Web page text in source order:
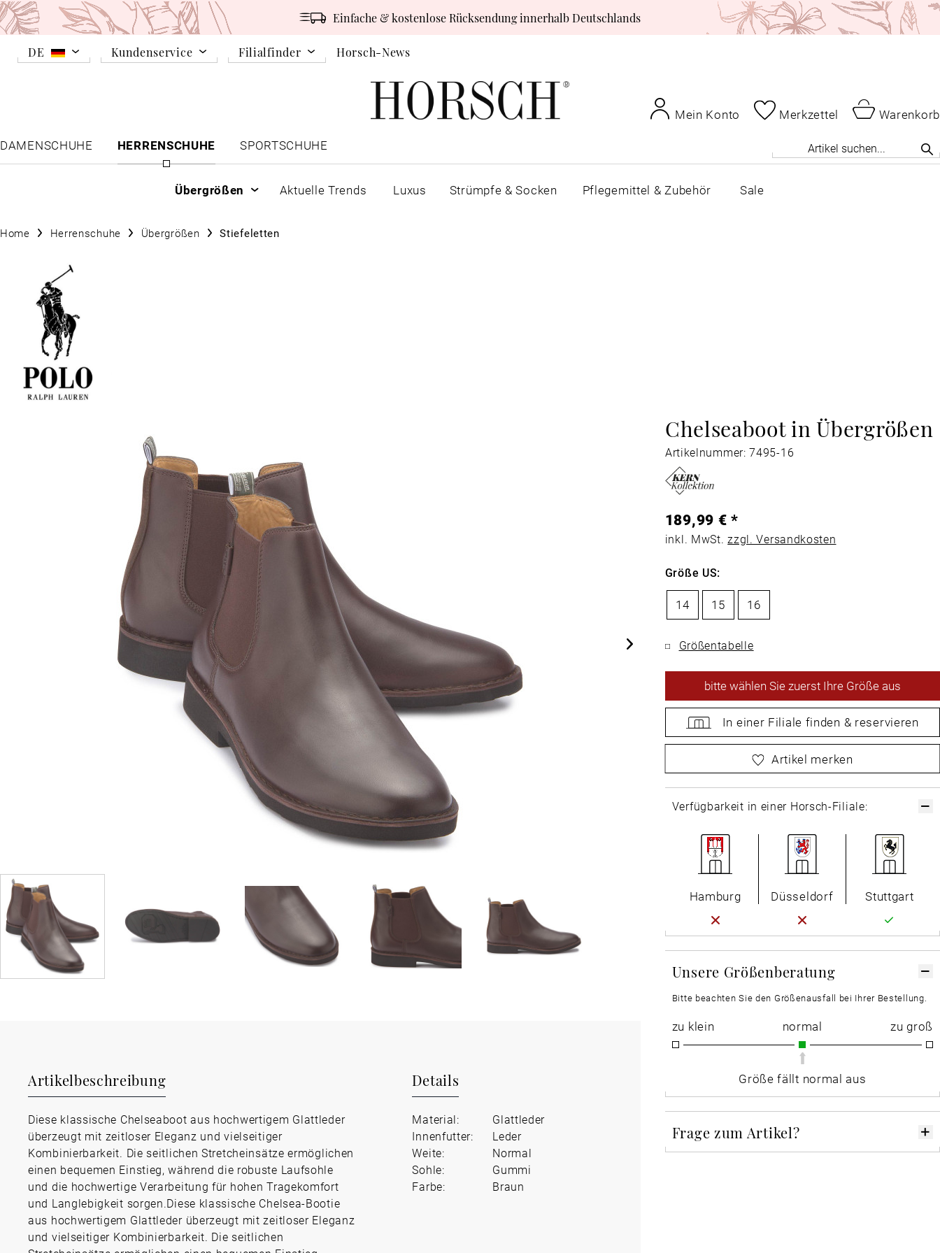
Einfache & kostenlose Rücksendung innerhalb Deutschlands
DE Kundenservice Filialfinder Horsch-News
Mein Konto Merkzettel
Warenkorb
DAMENSCHUHE
HERRENSCHUHE SPORTSCHUHE
Übergrößen Aktuelle Trends Luxus Strümpfe & Socken Pflegemittel & Zubehör Sale
Home Herrenschuhe Übergrößen Stiefeletten
Chelseaboot in Übergrößen
Artikelnummer: 7495-16
Artikelbeschreibung
Diese klassische Chelseaboot aus hochwertigem Glattleder
überzeugt mit zeitloser Eleganz und vielseitiger
Kombinierbarkeit. Die seitlichen Stretcheinsätze ermöglichen
einen bequemen Einstieg, während die robuste Laufsohle
und die hochwertige Verarbeitung für hohen Tragekomfort
und Langlebigkeit sorgen.Diese klassische Chelsea-Bootie
aus hochwertigem Glattleder überzeugt mit zeitloser Eleganz
und vielseitiger Kombinierbarkeit. Die seitlichen
Details
Material:
Glattleder
Innenfutter:
Leder
Weite:
Normal
Sohle:
Gummi
Farbe:
Braun
189,99 € *
inkl. MwSt.zzgl. Versandkosten
Größe US:
14 15 16
Größentabelle
bittewählen Sie zuerst Ihre Größe aus
In einer Filiale finden & reservieren
wählen Sie zuerst Ihre Größe aus
Artikel merken
Verfügbarkeit in einer Horsch-Filiale:
Hamburg Düsseldorf Stuttgart
Unsere Größenberatung
Bitte beachten Sie den Größenausfall bei Ihrer Bestellung.
zu klein normal zu groß
Größe fällt normal aus
Frage zum Artikel?